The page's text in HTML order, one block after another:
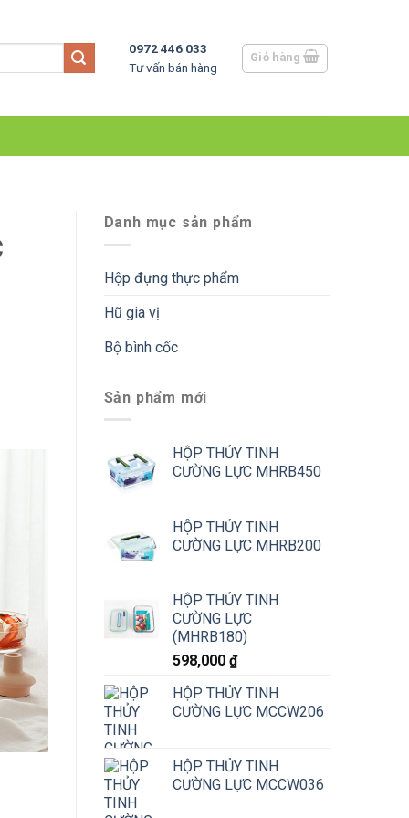
0972 446 033
Tư vấn bán hàng
Giỏ hàng
Danh mục sản phẩm
Hộp đựng thực phẩm
Hũ gia vị
Bộ bình cốc
Sản phẩm mới
HỘP THỦY TINH
CƯỜNG LỰC MHRB450
HỘP THỦY TINH
CƯỜNG LỰC MHRB200
HỘP THỦY TINH
CƯỜNG LỰC
(MHRB180)
598,000 ₫
HỘP THỦY TINH
CƯỜNG LỰC MCCW206
HỘP THỦY TINH
CƯỜNG LỰC MCCW036